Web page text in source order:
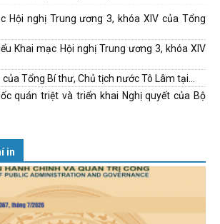
Hội nghị Trung ương 3, khóa XIV của Tổng
Khai mạc Hội nghị Trung ương 3, khóa XIV
Tổng Bí thư, Chủ tịch nước Tô Lâm tại...
quán triệt và triển khai Nghị quyết của Bộ
in